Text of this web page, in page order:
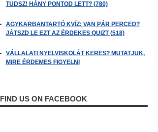
TUDSZ! HÁNY PONTOD LETT? (780)
AGYKARBANTARTÓ KVÍZ: VAN PÁR PERCED?
JÁTSZD LE EZT AZ ÉRDEKES QUIZT (518)
VÁLLALATI NYELVISKOLÁT KERES? MUTATJUK,
MIRE ÉRDEMES FIGYELNI
FIND US ON FACEBOOK